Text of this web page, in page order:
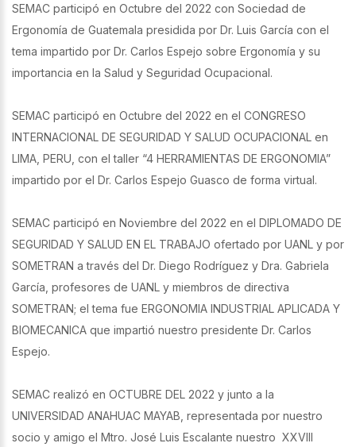
SEMAC participó en Octubre del 2022 con Sociedad de
Ergonomía de Guatemala presidida por Dr. Luis García con el
tema impartido por Dr. Carlos Espejo sobre Ergonomía y su
importancia en la Salud y Seguridad Ocupacional.
SEMAC participó en Octubre del 2022 en el CONGRESO
INTERNACIONAL DE SEGURIDAD Y SALUD OCUPACIONAL en
LIMA, PERU, con el taller “4 HERRAMIENTAS DE ERGONOMIA”
impartido por el Dr. Carlos Espejo Guasco de forma virtual.
SEMAC participó en Noviembre del 2022 en el DIPLOMADO DE
SEGURIDAD Y SALUD EN EL TRABAJO ofertado por UANL y por
SOMETRAN a través del Dr. Diego Rodríguez y Dra. Gabriela
García, profesores de UANL y miembros de directiva
SOMETRAN; el tema fue ERGONOMIA INDUSTRIAL APLICADA Y
BIOMECANICA que impartió nuestro presidente Dr. Carlos
Espejo.
SEMAC realizó en OCTUBRE DEL 2022 y junto a la
UNIVERSIDAD ANAHUAC MAYAB, representada por nuestro
socio y amigo el Mtro. José Luis Escalante nuestro XXVIII